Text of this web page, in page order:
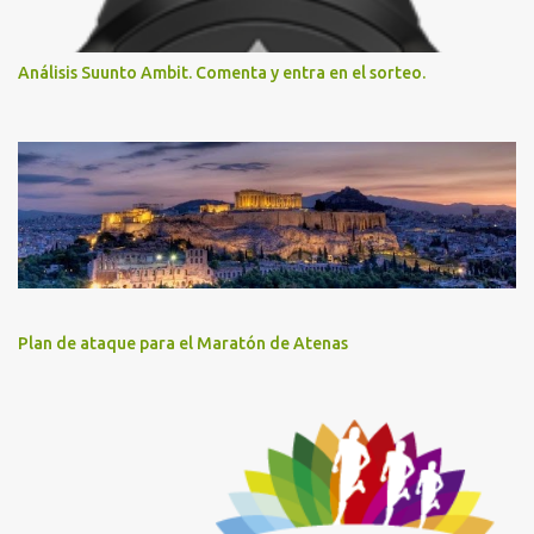
Análisis Suunto Ambit. Comenta y entra en el sorteo.
Plan de ataque para el Maratón de Atenas